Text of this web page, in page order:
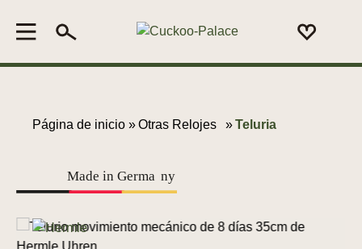
Página de inicio »Otras Relojes »Teluria
Made in Germa ny